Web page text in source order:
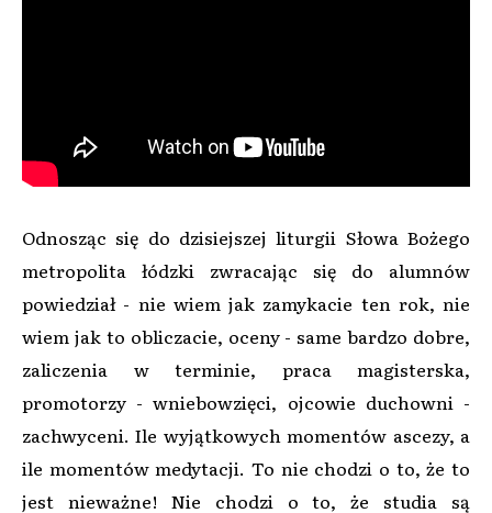
Odnosząc się do dzisiejszej liturgii Słowa Bożego
metropolita łódzki zwracając się do alumnów
powiedział - nie wiem jak zamykacie ten rok, nie
wiem jak to obliczacie, oceny - same bardzo dobre,
zaliczenia w terminie, praca magisterska,
promotorzy - wniebowzięci, ojcowie duchowni -
zachwyceni. Ile wyjątkowych momentów ascezy, a
ile momentów medytacji. To nie chodzi o to, że to
jest nieważne! Nie chodzi o to, że studia są